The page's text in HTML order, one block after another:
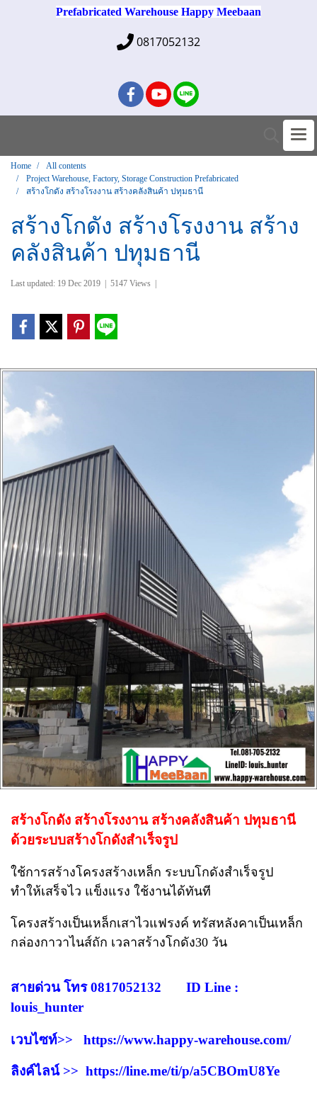
Prefabricated Warehouse Happy Meebaan
0817052132
Home
All contents
Project Warehouse, Factory, Storage Construction Prefabricated
สร้างโกดัง สร้างโรงงาน สร้างคลังสินค้า ปทุมธานี
สร้างโกดัง สร้างโรงงาน สร้าง
คลังสินค้า ปทุมธานี
Last updated: 19 Dec 2019 5147 Views
สร้างโกดัง สร้างโรงงาน สร้างคลังสินค้า ปทุมธานี
ด้วยระบบสร้างโกดังสำเร็จรูป
ใช้การสร้างโครงสร้างเหล็ก ระบบโกดังสำเร็จรูป
ทำให้เสร็จไว แข็งแรง ใช้งานได้ทันที
โครงสร้างเป็นเหล็กเสาไวแฟรงค์ ทรัสหลังคาเป็นเหล็ก
กล่องกาวาไนส์ถัก เวลาสร้างโกดัง30 วัน
สายด่วน โทร 0817052132 ID Line :
louis_hunter
เวบไซท์>> https://www.happy-warehouse.com/
ลิงค์ไลน์ >> https://line.me/ti/p/a5CBOmU8Ye